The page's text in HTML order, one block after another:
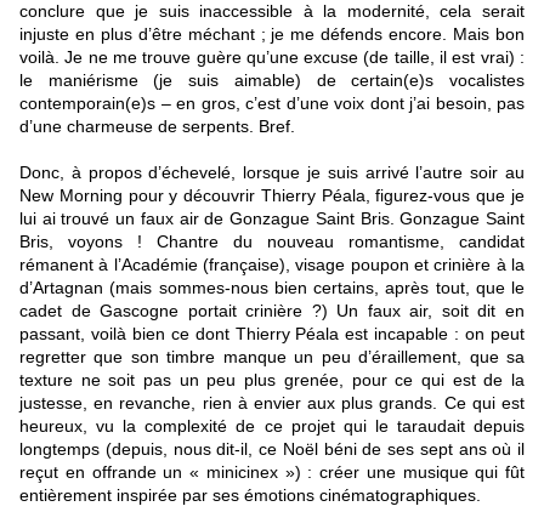
conclure que je suis inaccessible à la modernité, cela serait
injuste en plus d’être méchant ; je me défends encore. Mais bon
voilà. Je ne me trouve guère qu’une excuse (de taille, il est vrai) :
le maniérisme (je suis aimable) de certain(e)s vocalistes
contemporain(e)s – en gros, c’est d’une voix dont j’ai besoin, pas
d’une charmeuse de serpents. Bref.
Donc, à propos d’échevelé, lorsque je suis arrivé l’autre soir au
New Morning pour y découvrir Thierry Péala, figurez-vous que je
lui ai trouvé un faux air de Gonzague Saint Bris. Gonzague Saint
Bris, voyons ! Chantre du nouveau romantisme, candidat
rémanent à l’Académie (française), visage poupon et crinière à la
d’Artagnan (mais sommes-nous bien certains, après tout, que le
cadet de Gascogne portait crinière ?) Un faux air, soit dit en
passant, voilà bien ce dont Thierry Péala est incapable : on peut
regretter que son timbre manque un peu d’éraillement, que sa
texture ne soit pas un peu plus grenée, pour ce qui est de la
justesse, en revanche, rien à envier aux plus grands. Ce qui est
heureux, vu la complexité de ce projet qui le taraudait depuis
longtemps (depuis, nous dit-il, ce Noël béni de ses sept ans où il
reçut en offrande un « minicinex ») : créer une musique qui fût
entièrement inspirée par ses émotions cinématographiques.